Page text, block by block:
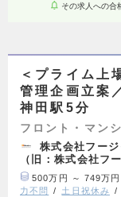
その求人への合
＜プライム上
管理企画立案
神田駅5分
フロント・マン
株式会社フー
（旧：株式会社フ
500万円 ～ 749万円
力不問
土日祝休み